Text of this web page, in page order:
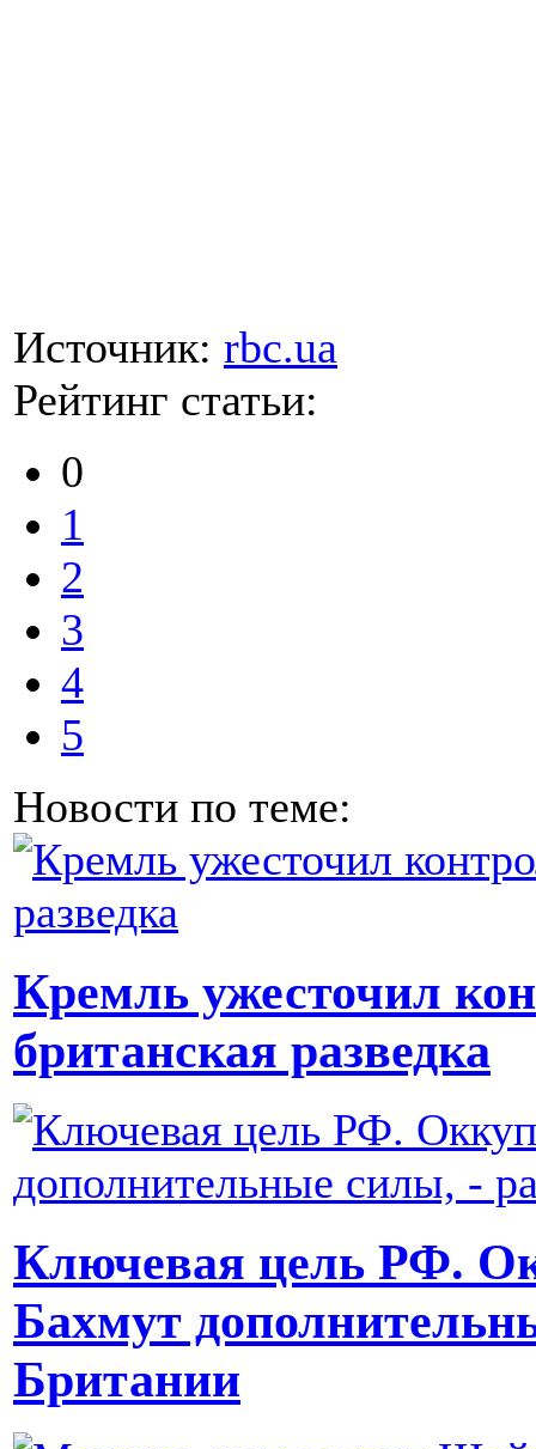
Источник: rbc.ua
Рейтинг статьи:
0
1
2
3
4
5
Новости по теме:
Кремль ужесточил
британская разведка
Ключевая цель РФ.
Бахмут
Британии